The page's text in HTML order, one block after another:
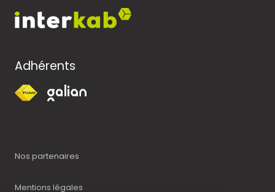
Adhérents
Nos partenaires
Mentions légales